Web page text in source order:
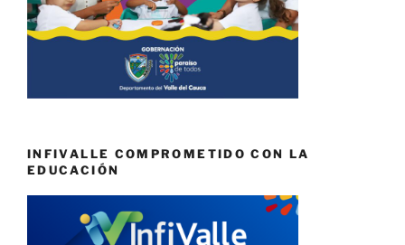
INFIVALLE COMPROMETIDO CON LA
EDUCACIÓN